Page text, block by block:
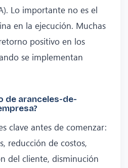
Lo importante no es el
en la ejecución. Muchas
positivo en los
se implementan
de aranceles-de-
clave antes de comenzar:
reducción de costos,
del cliente, disminución